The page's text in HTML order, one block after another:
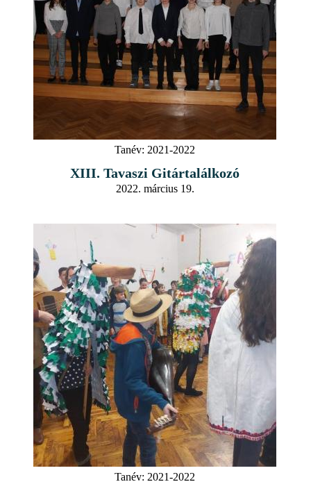
Tanév: 2021-2022
XIII. Tavaszi Gitártalálkozó
2022. március 19.
Tanév: 2021-2022